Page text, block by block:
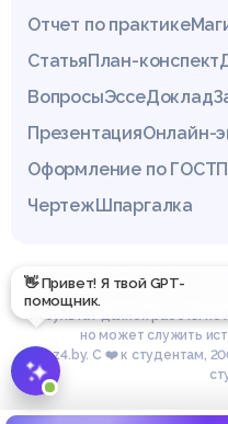
👋 Привет! Я твой GPT-
помощник.
Отчет по практике
СтатьяПлан-конспект
ВопросыЭссеДоклад
ПрезентацияОнлайн-
Оформление по ГОСТ
ЧертежШпаргалка
Эксперты сайта z4.by
структурированию
Результат данной работы
но может служить
© z4.by. С ❤️ к студентам,